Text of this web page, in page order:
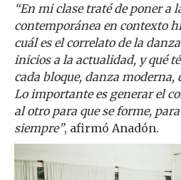
“En mi clase traté de poner a
contemporánea en contexto
cuál es el correlato de la
inicios a la actualidad, y qué
cada bloque, danza
Lo importante es generar el
al otro para que se forme,
siempre”, afirmó Anadón.